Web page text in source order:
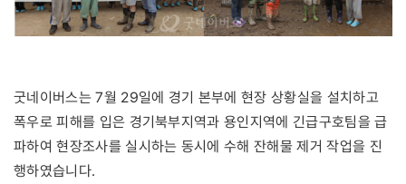
굿네이버스는 7월 29일에 경기 본부에 현장 상황실을 설치하고
폭우로 피해를 입은 경기북부지역과 용인지역에 긴급구호팀을 급
파하여 현장조사를 실시하는 동시에 수해 잔해물 제거 작업을 진
행하였습니다.